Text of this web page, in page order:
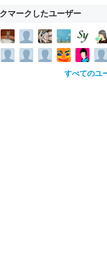
マークしたユーザー
すべてのユ